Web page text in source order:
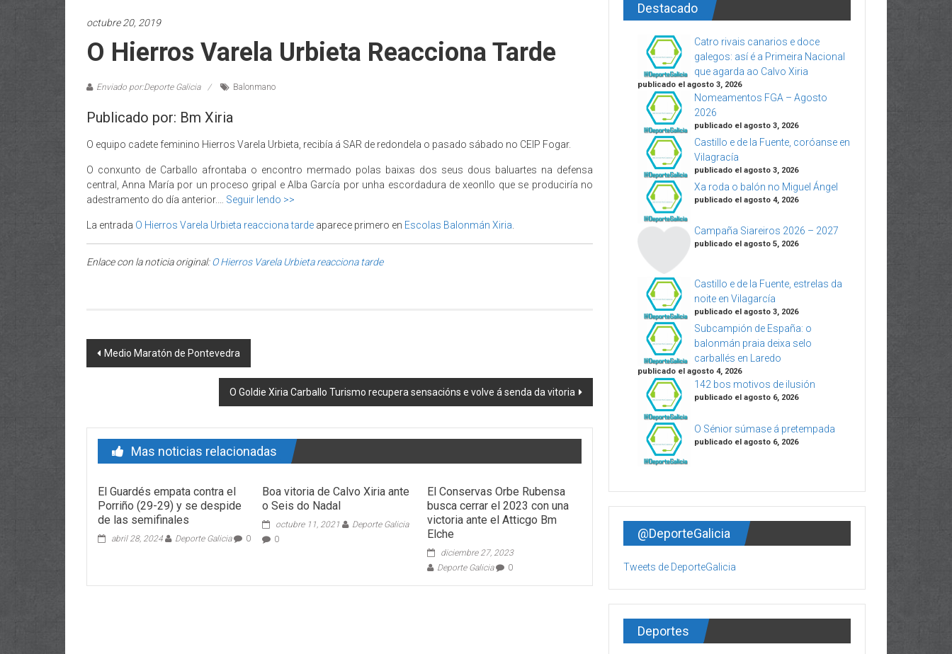
octubre 20, 2019
O Hierros Varela Urbieta Reacciona Tarde
Enviado por:Deporte Galicia Balonmano
Publicado por: Bm Xiria
O equipo cadete feminino Hierros Varela Urbieta, recibía á SAR de redondela o pasado sábado no CEIP Fogar.
O conxunto de Carballo afrontaba o encontro mermado polas baixas dos seus dous baluartes na defensa
central, Anna María por un proceso gripal e Alba García por unha escordadura de xeonllo que se produciría no
adestramento do día anterior.… Seguir lendo >>
La entrada O Hierros Varela Urbieta reacciona tarde aparece primero en Escolas Balonmán Xiria
Enlace con la noticia original:O Hierros Varela Urbieta reacciona tarde
Post navigation
Medio Maratón de Pontevedra
O Goldie Xiria Carballo Turismo recupera sensacións e volve á senda da vitoria
Mas noticias relacionadas
El Guardés empata contra el
Porriño (29-29) y se despide
de las semifinales
abril 28, 2024 Deporte Galicia 0
Boa vitoria de Calvo Xiria ante
o Seis do Nadal
octubre 11, 2021
Deporte Galicia
0
El Conservas Orbe Rubensa
busca cerrar el 2023 con una
victoria ante el Atticgo Bm
Elche
diciembre 27, 2023
Deporte Galicia
0
Destacado
Catro rivais canarios e doce
galegos: así é a Primeira Nacional
que agarda ao Calvo Xiria
publicado el agosto 3, 2026
Nomeamentos FGA – Agosto
2026
publicado el agosto 3, 2026
Castillo e de la Fuente, coróanse en
Vilagracía
publicado el agosto 3, 2026
Xa roda o balón no Miguel Ángel
publicado el agosto 4, 2026
Campaña Siareiros 2026 – 2027
publicado el agosto 5, 2026
Castillo e de la Fuente, estrelas da
noite en Vilagarcía
publicado el agosto 3, 2026
Subcampión de España: o
balonmán praia deixa selo
carballés en Laredo
publicado el agosto 4, 2026
142 bos motivos de ilusión
publicado el agosto 6, 2026
O Sénior súmase á pretempada
publicado el agosto 6, 2026
@DeporteGalicia
Tweets de DeporteGalicia
Deportes